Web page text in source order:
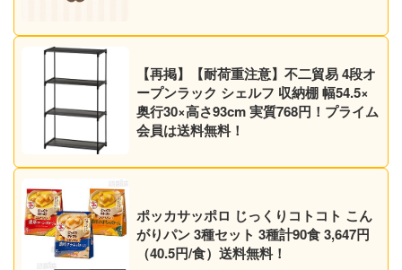
【再掲】【耐荷重注意】不二貿易 4段オ
ープンラック シェルフ 収納棚 幅54.5×
奥行30×高さ93cm 実質768円！プライム
会員は送料無料！
ポッカサッポロ じっくりコトコト こん
がりパン 3種セット 3種計90食 3,647円
（40.5円/食）送料無料！